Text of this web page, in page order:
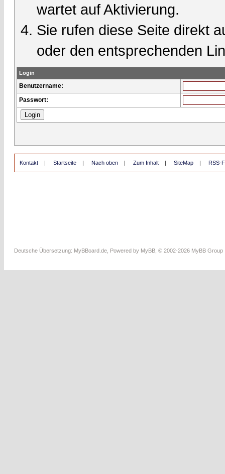
wartet auf Aktivierung.
Sie rufen diese Seite direkt
oder den entsprechenden
Login
Benutzername:
Passwort:
Kontakt | Startseite | Nach oben | Zum Inhalt | SiteMap | RSS-
Deutsche Übersetzung: MyBBoard.de , Powered by MyBB , © 2002-2026 MyBB Group